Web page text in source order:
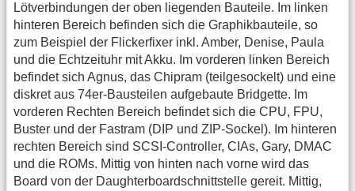
Lötverbindungen der oben liegenden Bauteile. Im linken
hinteren Bereich befinden sich die Graphikbauteile, so
zum Beispiel der Flickerfixer inkl. Amber, Denise, Paula
und die Echtzeituhr mit Akku. Im vorderen linken Bereich
befindet sich Agnus, das Chipram (teilgesockelt) und eine
diskret aus 74er-Bausteilen aufgebaute Bridgette. Im
vorderen Rechten Bereich befindet sich die CPU, FPU,
Buster und der Fastram (DIP und ZIP-Sockel). Im hinteren
rechten Bereich sind SCSI-Controller, CIAs, Gary, DMAC
und die ROMs. Mittig von hinten nach vorne wird das
Board von der Daughterboardschnittstelle gereit. Mittig,